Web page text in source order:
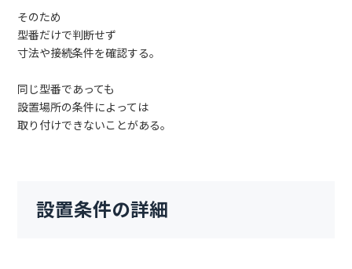
そのため
型番だけで判断せず
寸法や接続条件を確認する。
同じ型番であっても
設置場所の条件によっては
取り付けできないことがある。
設置条件の詳細